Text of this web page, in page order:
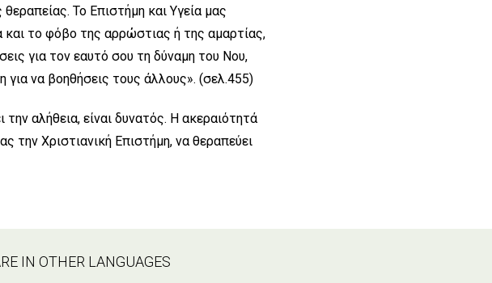
Το Επιστήμη και Υγεία μας
και το φόβο της αρρώστιας ή της αμαρτίας,
για τον εαυτό σου τη δύναμη του Νου,
για να βοηθήσεις τους άλλους». (σελ.455)
αλήθεια, είναι δυνατός. Η ακεραιότητά
την Χριστιανική Επιστήμη, να θεραπεύει
IN OTHER LANGUAGES